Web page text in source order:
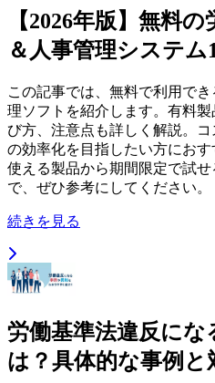
【2026年版】無料
＆人事管理システム
この記事では、無料で利用で
理ソフトを紹介します。有料
び方、注意点も詳しく解説。
の効率化を目指したい方にお
使える製品から期間限定で試
で、ぜひ参考にしてください。
続きを見る
労働基準法違反にな
は？具体的な事例と